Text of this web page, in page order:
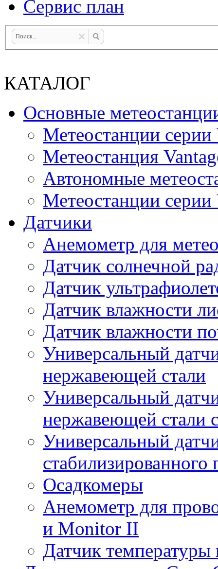
Сервис план
КАТАЛОГ
Основные
Метеостанции
Метеостанция
Автономные
Метеостанции серии
Датчики
Анемометр для
Датчик солнечной
Датчик
Датчик влажности
Датчик влажности
Универсальный
нержавеющей стали
Универсальный
нержавеющей стали
Универсальный
стабилизированного
Осадкомеры
Анемометр для
и Monitor II
Датчик температуры